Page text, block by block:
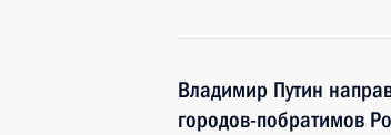
Владимир Путин
городов-побратимов